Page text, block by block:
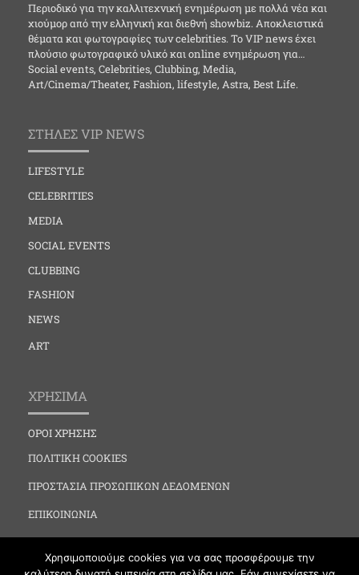
Περιοδικό για την καλλιτεχνική ενημέρωση με πολλά νέα και
χιούμορ από την ελληνική και διεθνή showbiz. Αποκλειστικά
θέματα και φωτογραφίες των celebrities. Το VIP news έχει
πλούσιο φωτογραφικό υλικό και online ενημέρωση για…
Social events, Celebrities, Clubbing, Media,
Art/Cinema/Theater, Fashion, lifestyle, Astra, Best Life.
ΣΤΗΛΕΣ VIP NEWS
LIFESTYLE
CELEBRITIES
MEDIA
SOCIAL EVENTS
CLUBBING
FASHION
NEWS
ART
ΧΡΗΣΙΜΑ
ΟΡΟΙ ΧΡΗΣΗΣ
ΠΟΛΙΤΙΚΗ COOKIES
ΠΡΟΣΤΑΣΙΑ ΠΡΟΣΩΠΙΚΩΝ ΔΕΔΟΜΕΝΩΝ
ΕΠΙΚΟΙΝΩΝΙΑ
Χρησιμοποιούμε cookies για να σας προσφέρουμε την